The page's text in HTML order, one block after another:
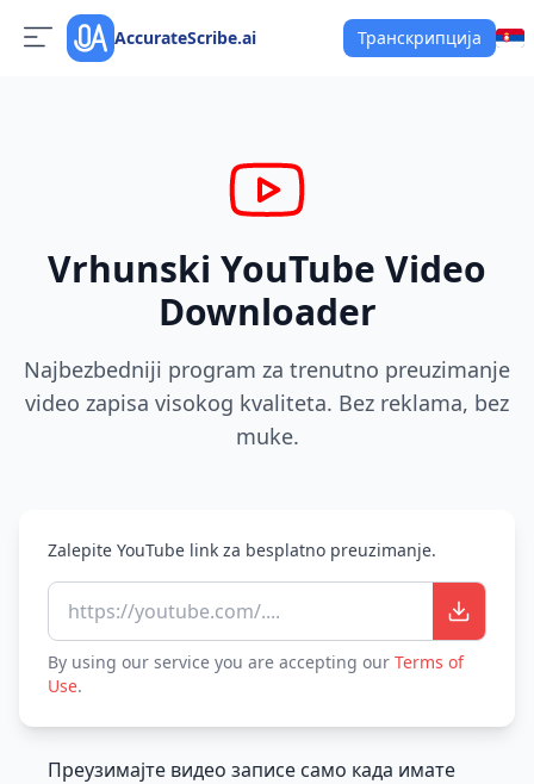
AccurateScribe.ai Транскрипција
Vrhunski YouTube Video
Downloader
Najbezbedniji program za trenutno preuzimanje
video zapisa visokog kvaliteta. Bez reklama, bez
muke.
Zalepite YouTube link za besplatno preuzimanje.
https://youtube.com/....
By using our service you are accepting our Terms of
Use.
Преузимајте видео записе само када имате